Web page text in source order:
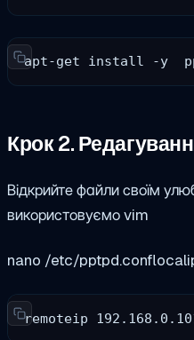
apt-get install -y
Крок 2.
Відкрийте файли своїм
використовуємо vim
nano /etc/pptpd.conf
remoteip